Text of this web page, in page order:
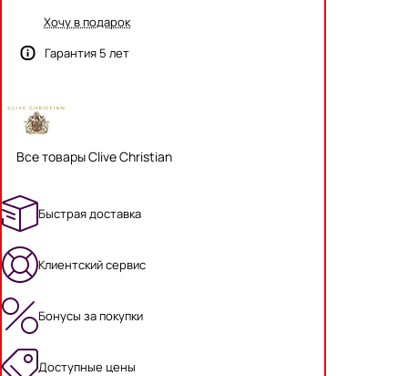
Хочу в подарок
Гарантия 5 лет
Все товары Clive Christian
Быстрая доставка
Клиентский сервис
Бонусы за покупки
Доступные цены